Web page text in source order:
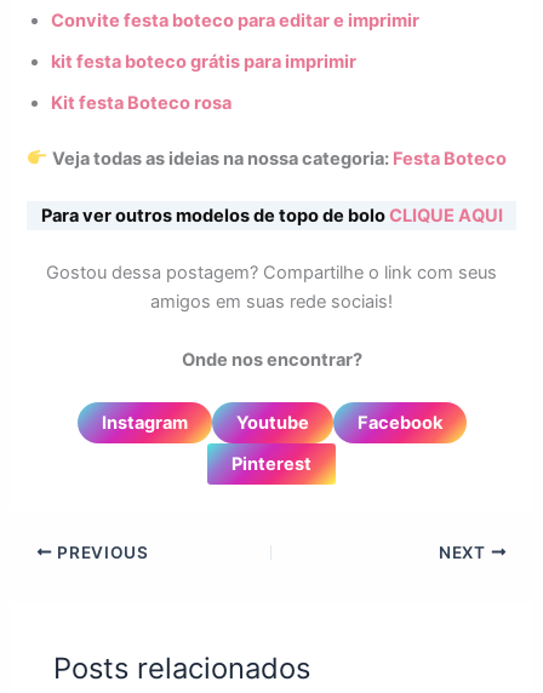
Convite festa boteco para editar e imprimir
kit festa boteco grátis para imprimir
Kit festa Boteco rosa
Veja todas as ideias na nossa categoria: Festa Boteco
Para ver outros modelos de topo de boloCLIQUE AQUI
Gostou dessa postagem? Compartilhe o link com seus
amigos em suas rede sociais!
Onde nos encontrar?
Instagram Youtube
Facebook
Pinterest
PREVIOUS NEXT
Posts relacionados